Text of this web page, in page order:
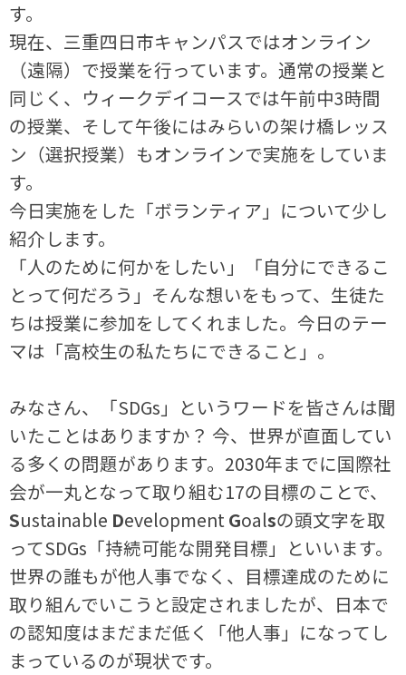
す。
現在、三重四日市キャンパスではオンライン
（遠隔）で授業を行っています。通常の授業と
同じく、ウィークデイコースでは午前中3時間
の授業、そして午後にはみらいの架け橋レッス
ン（選択授業）もオンラインで実施をしていま
す。
今日実施をした「ボランティア」について少し
紹介します。
「人のために何かをしたい」「自分にできるこ
とって何だろう」そんな想いをもって、生徒た
ちは授業に参加をしてくれました。今日のテー
マは「高校生の私たちにできること」。
みなさん、「SDGs」というワードを皆さんは聞
いたことはありますか？ 今、世界が直面してい
る多くの問題があります。2030年までに国際社
会が一丸となって取り組む17の目標のことで、
Sustainable Development Goalsの頭文字を取
ってSDGs「持続可能な開発目標」といいます。
世界の誰もが他人事でなく、目標達成のために
取り組んでいこうと設定されましたが、日本で
の認知度はまだまだ低く「他人事」になってし
まっているのが現状です。